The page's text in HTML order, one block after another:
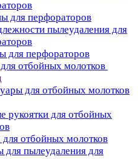
для перфораторов
пылеудаления для
для перфораторов
отбойных молотков
для отбойных молотков
рукоятки для отбойных
для отбойных молотков
для пылеудаления для